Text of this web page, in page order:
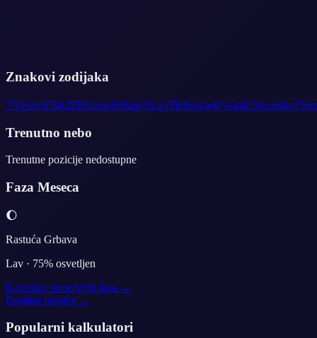
Znakovi zodijaka
♈Ovan♉Bik♊Blizanci♋Rak♌Lav♍Devica♎Vaga♏ Skorpija♐
Trenutno nebo
Trenutne pozicije nedostupne
Faza Meseca
🌔
Rastuća Grbava
Lav · 75% osvetljen
Kalendar mesečevih faza →
Detaljni pregled →
Popularni kalkulatori